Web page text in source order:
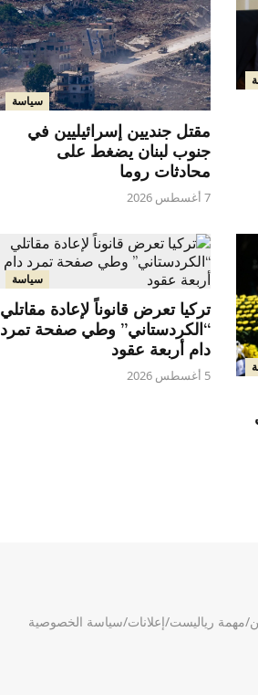
سياسة
مقتل جنديين إسرائيليين في
جنوب لبنان يضغط على
محادثات روما
7 أغسطس 2026
سياسة
تركيا تعرض قانوناً لإعادة مقاتلي
“الكردستاني” وطي صفحة تمرد
دام أربعة عقود
5 أغسطس 2026
/مهمة رياليست/إعلانات/سياسة الخصوصية